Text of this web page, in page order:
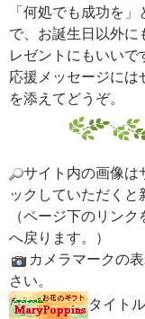
「何処でも成功を
で、お誕生日以外
レゼントにもいいで
応援メッセージに
を添えてどうぞ。
サイト内の画像は
ックしていただくと
（ページ下のリン
へ戻ります。）
カメラマークの
さい。
タイト